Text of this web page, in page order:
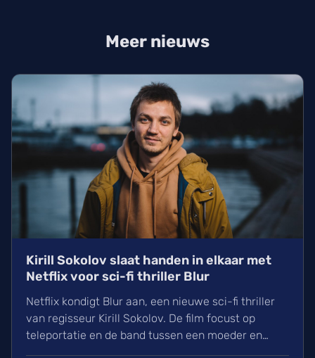
Meer nieuws
Kirill Sokolov slaat handen in elkaar met
Netflix voor sci-fi thriller Blur
Netflix kondigt Blur aan, een nieuwe sci-fi thriller
van regisseur Kirill Sokolov. De film focust op
teleportatie en de band tussen een moeder en
dochter. Na zijn succes met They Will Kill You werkt